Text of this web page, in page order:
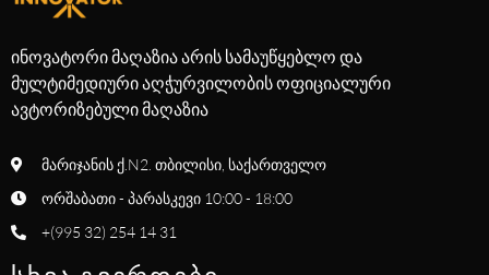
ინოვატორი მაღაზია არის სამაუწყებლო და
მულტიმედიური აღჭურვილობის ოფიციალური
ავტორიზებული მაღაზია
მარიჯანის ქ.N2. თბილისი, საქართველო
ორშაბათი - პარასკევი 10:00 - 18:00
+(995 32) 254 14 31